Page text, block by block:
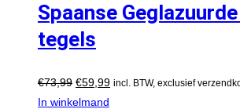
Spaanse
tegels
€73,99 €59,99 incl. BTW, exclusief
In winkelmand